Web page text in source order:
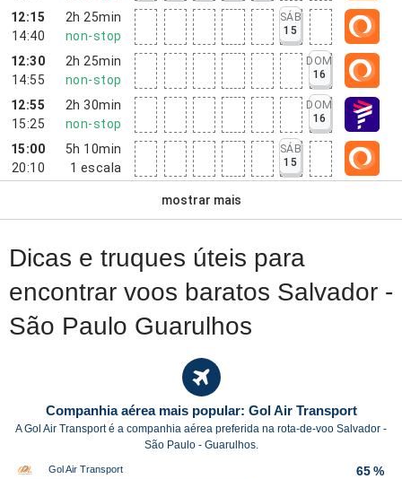
12:15
14:40
2h 25min
non-stop
SÁB
15
12:30
14:55
2h 25min
non-stop
DOM
16
12:55
15:25
2h 30min
non-stop
DOM
16
15:00
20:10
5h 10min
1 escala
SÁB
15
mostrar mais
Dicas e truques úteis para
encontrar voos baratos Salvador -
São Paulo Guarulhos
Companhia aérea mais popular: Gol Air Transport
A Gol Air Transport é a companhia aérea preferida na rota-de-voo Salvador -
São Paulo - Guarulhos.
Gol Air Transport 65 %